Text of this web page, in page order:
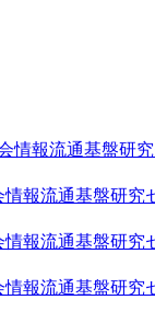
情報流通基盤研
報流通基盤研究
報流通基盤研究
報流通基盤研究